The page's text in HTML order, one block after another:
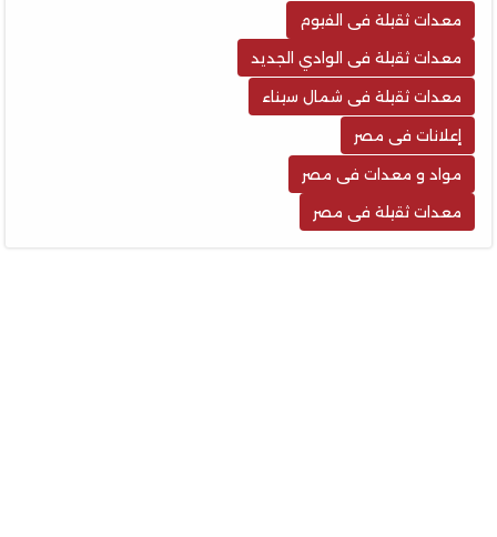
معدات ثقيلة فى الفيوم
معدات ثقيلة فى الوادي الجديد
معدات ثقيلة فى شمال سيناء
إعلانات فى مصر
مواد و معدات فى مصر
معدات ثقيلة فى مصر